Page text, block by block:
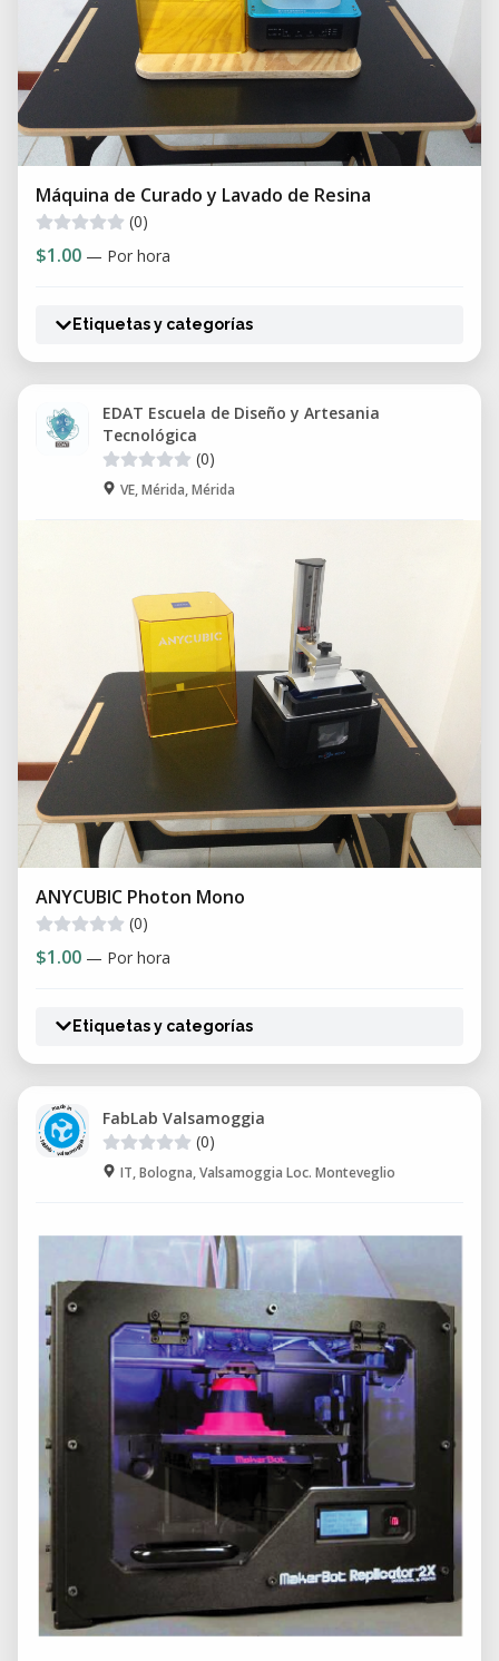
Máquina de Curado y Lavado de Resina
(0)
$1.00 — Por hora
Etiquetas y categorías
EDAT Escuela de Diseño y Artesania
Tecnológica
(0)
VE, Mérida, Mérida
ANYCUBIC Photon Mono
(0)
$1.00 — Por hora
Etiquetas y categorías
FabLab Valsamoggia
(0)
IT, Bologna, Valsamoggia Loc. Monteveglio